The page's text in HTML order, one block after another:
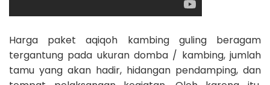
Harga paket aqiqoh kambing guling beragam
tergantung pada ukuran domba / kambing, jumlah
tamu yang akan hadir, hidangan pendamping, dan